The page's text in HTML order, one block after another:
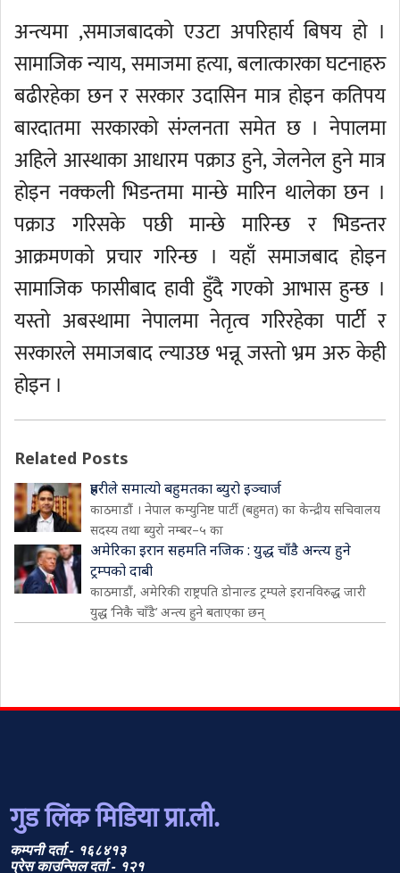
अन्त्यमा ,समाजबादको एउटा अपरिहार्य बिषय हो ।
सामाजिक न्याय, समाजमा हत्या, बलात्कारका घटनाहरु
बढीरहेका छन र सरकार उदासिन मात्र होइन कतिपय
बारदातमा सरकारको संग्लनता समेत छ । नेपालमा
अहिले आस्थाका आधारम पक्राउ हुने, जेलनेल हुने मात्र
होइन नक्कली भिडन्तमा मान्छे मारिन थालेका छन ।
पक्राउ गरिसके पछी मान्छे मारिन्छ र भिडन्तर
आक्रमणको प्रचार गरिन्छ । यहाँ समाजबाद होइन
सामाजिक फासीबाद हावी हुँदै गएको आभास हुन्छ ।
यस्तो अबस्थामा नेपालमा नेतृत्व गरिरहेका पार्टी र
सरकारले समाजबाद ल्याउछ भन्नू जस्तो भ्रम अरु केही
होइन ।
Related Posts
प्रहरीले समात्यो बहुमतका ब्युरो इञ्चार्ज
काठमाडौं । नेपाल कम्युनिष्ट पार्टी (बहुमत) का केन्द्रीय सचिवालय
सदस्य तथा ब्युरो नम्बर–५ का
अमेरिका इरान सहमति नजिक : युद्ध चाँडै अन्त्य हुने
ट्रम्पको दाबी
काठमाडौं, अमेरिकी राष्ट्रपति डोनाल्ड ट्रम्पले इरानविरुद्ध जारी
युद्ध ‘निकै चाँडै’ अन्त्य हुने बताएका छन्
गुड लिंक मिडिया प्रा.ली.
कम्पनी दर्ता - १६८४१३
प्रेस काउन्सिल दर्ता - १२१